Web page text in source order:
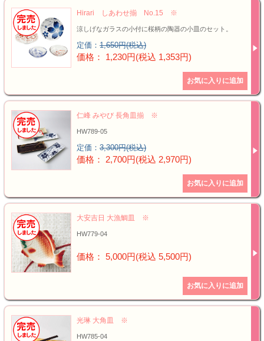
Hirari しあわせ揃 No.15 ※
涼しげなガラスの小付に桜柄の陶器の小皿のセット。
定価： 1,650円(税込)
価格： 1,230円(税込 1,353円)
仁峰 みやび 長角皿揃 ※
HW789-05
定価： 3,300円(税込)
価格： 2,700円(税込 2,970円)
大安吉日 大漁鯛皿 ※
HW779-04
価格： 5,000円(税込 5,500円)
光琳 大角皿 ※
HW785-04